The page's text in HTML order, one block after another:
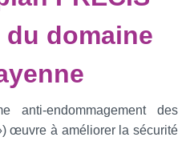
du domaine
anti-endommagement des
œuvre à améliorer la sécurité